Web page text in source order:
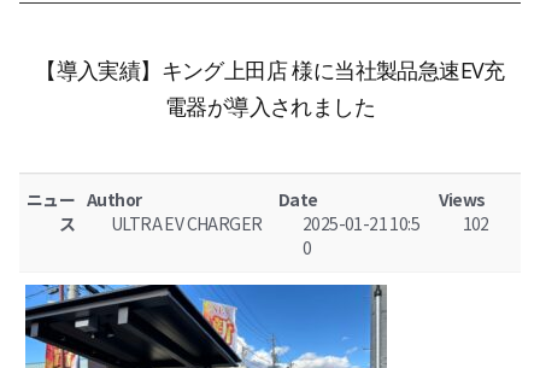
【導入実績】キング上田店 様に当社製品急速EV充
電器が導入されました
ニュー
ス
Author
ULTRA EV CHARGER
Date
2025-01-21 10:5
0
Views
102